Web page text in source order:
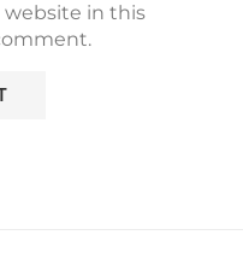
website in this